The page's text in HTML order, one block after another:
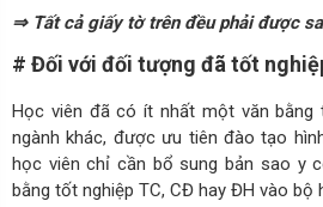
⇒Tất cả giấy tờ trên đều phải được
# Đối với đối tượng đã tốt
Học viên đã có ít nhất một văn bằng
ngành khác, được ưu tiên đào tạo
học viên chỉ cần bổ sung bản sao y
bằng tốt nghiệp TC, CĐ hay ĐH vào bộ